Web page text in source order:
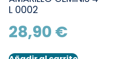
L 0002
28,90 €